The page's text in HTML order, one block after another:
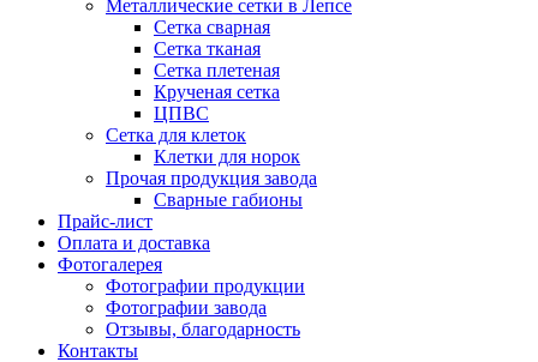
Металлические сетки в Лепсе
Сетка сварная
Сетка тканая
Сетка плетеная
Крученая сетка
ЦПВС
Сетка для клеток
Клетки для норок
Прочая продукция завода
Сварные габионы
Прайс-лист
Оплата и доставка
Фотогалерея
Фотографии продукции
Фотографии завода
Отзывы, благодарность
Контакты